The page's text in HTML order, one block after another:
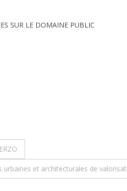
SUR LE DOMAINE PUBLIC
urbaines et architecturales de